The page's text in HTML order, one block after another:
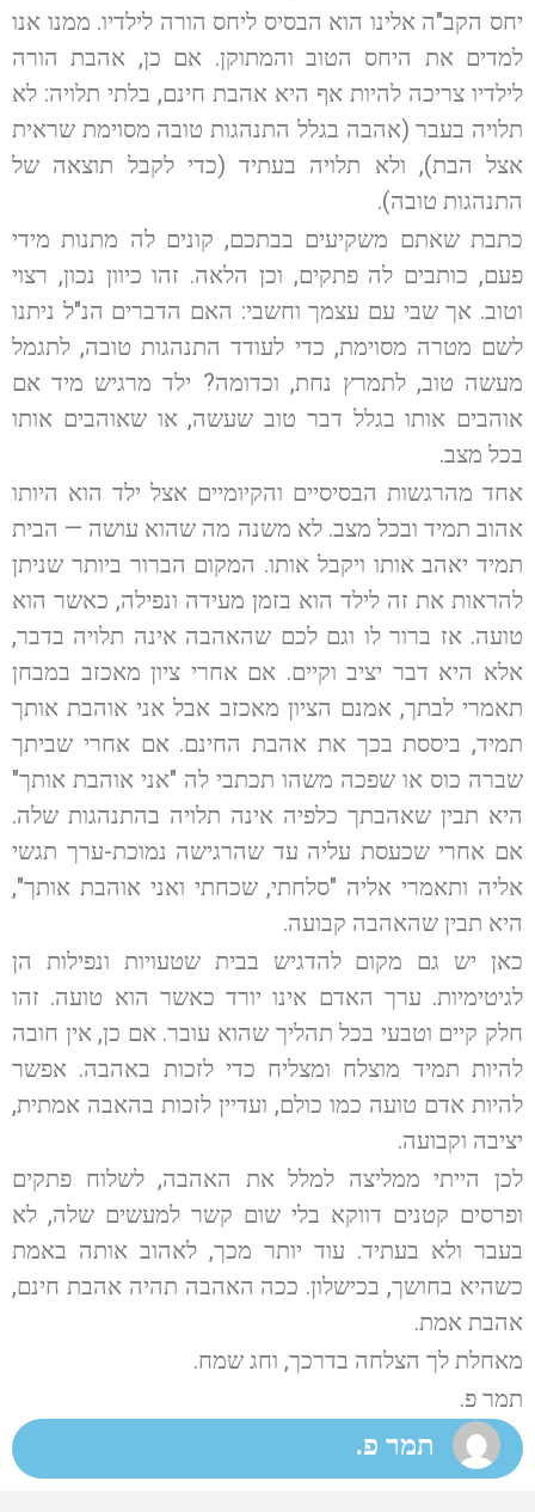
יחס הקב"ה אלינו הוא הבסיס ליחס הורה לילדיו. ממנו אנו
למדים את היחס הטוב והמתוקן. אם כן, אהבת הורה
לילדיו צריכה להיות אף היא אהבת חינם, בלתי תלויה: לא
תלויה בעבר (אהבה בגלל התנהגות טובה מסוימת שראית
אצל הבת), ולא תלויה בעתיד (כדי לקבל תוצאה של
התנהגות טובה).
כתבת שאתם משקיעים בבתכם, קונים לה מתנות מידי
פעם, כותבים לה פתקים, וכן הלאה. זהו כיוון נכון, רצוי
וטוב. אך שבי עם עצמך וחשבי: האם הדברים הנ"ל ניתנו
לשם מטרה מסוימת, כדי לעודד התנהגות טובה, לתגמל
מעשה טוב, לתמרץ נחת, וכדומה? ילד מרגיש מיד אם
אוהבים אותו בגלל דבר טוב שעשה, או שאוהבים אותו
בכל מצב.
אחד מהרגשות הבסיסיים והקיומיים אצל ילד הוא היותו
אהוב תמיד ובכל מצב. לא משנה מה שהוא עושה — הבית
תמיד יאהב אותו ויקבל אותו. המקום הברור ביותר שניתן
להראות את זה לילד הוא בזמן מעידה ונפילה, כאשר הוא
טועה. אז ברור לו וגם לכם שהאהבה אינה תלויה בדבר,
אלא היא דבר יציב וקיים. אם אחרי ציון מאכזב במבחן
תאמרי לבתך, אמנם הציון מאכזב אבל אני אוהבת אותך
תמיד, ביססת בכך את אהבת החינם. אם אחרי שביתך
שברה כוס או שפכה משהו תכתבי לה "אני אוהבת אותך"
היא תבין שאהבתך כלפיה אינה תלויה בהתנהגות שלה.
אם אחרי שכעסת עליה עד שהרגישה נמוכת-ערך תגשי
אליה ותאמרי אליה "סלחתי, שכחתי ואני אוהבת אותך",
היא תבין שהאהבה קבועה.
כאן יש גם מקום להדגיש בבית שטעויות ונפילות הן
לגיטימיות. ערך האדם אינו יורד כאשר הוא טועה. זהו
חלק קיים וטבעי בכל תהליך שהוא עובר. אם כן, אין חובה
להיות תמיד מוצלח ומצליח כדי לזכות באהבה. אפשר
להיות אדם טועה כמו כולם, ועדיין לזכות בהאבה אמתית,
יציבה וקבועה.
לכן הייתי ממליצה למלל את האהבה, לשלוח פתקים
ופרסים קטנים דווקא בלי שום קשר למעשים שלה, לא
בעבר ולא בעתיד. עוד יותר מכך, לאהוב אותה באמת
כשהיא בחושך, בכישלון. ככה האהבה תהיה אהבת חינם,
אהבת אמת.
מאחלת לך הצלחה בדרכך, וחג שמח.
תמר פ.
תמר פ.